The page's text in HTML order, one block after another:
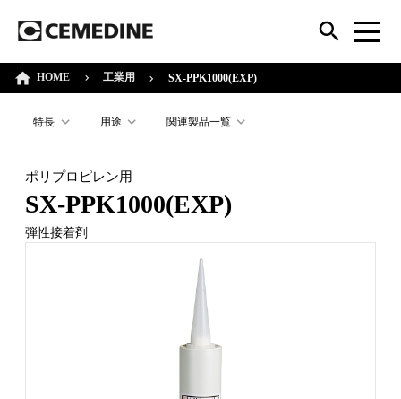
HOME 工業用 SX-PPK1000(EXP)
特長 用途 関連製品一覧
ポリプロピレン用
SX-PPK1000(EXP)
弾性接着剤